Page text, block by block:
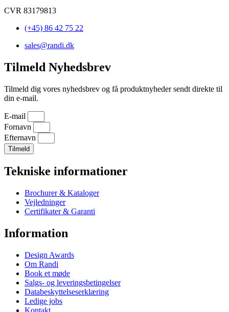
CVR 83179813
(+45) 86 42 75 22
sales@randi.dk
Tilmeld Nyhedsbrev
Tilmeld dig vores nyhedsbrev og få produktnyheder sendt direkte til
din e-mail.
E-mail
Fornavn
Efternavn
Tilmeld
Tekniske informationer
Brochurer & Kataloger
Vejledninger
Certifikater & Garanti
Information
Design Awards
Om Randi
Book et møde
Salgs- og leveringsbetingelser
Databeskyttelseserklæring
Ledige jobs
Kontakt